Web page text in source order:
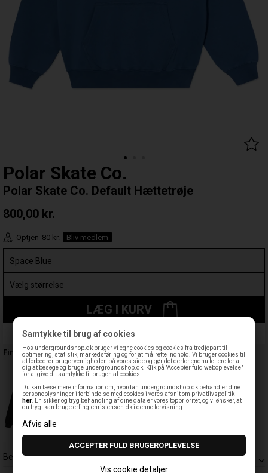
Samtykke til brug af cookies
Hos undergroundshop.dk bruger vi egne cookies og cookies fra tredjepart til
optimering, statistik, markedsføring og for at målrette indhold. Vi bruger cookies til
at forbedrer brugervenligheden på vores side og gør det derfor endnu lettere for at
dig at besøge og bruge undergroundshop.dk. Klik på "Accepter fuld weboplevelse"
for at give dit samtykke til brugen af cookies.
Du kan læse mere information om, hvordan undergroundshop.dk behandler dine
personoplysninger i forbindelse med cookies i vores afsnit om privatlivspolitik
her . En sikker og tryg behandling af dine data er vores topprioritet, og vi ønsker, at
du trygt kan bruge erling-christensen.dk i denne forvisning.
Vis cookie detaljer
Polar Skate Co.
Polar Skate Co. Default Hættetrøje
800,00 kr.
Optjen 80 kr. Bliv medlem
LÆG I KURV
Leveringstid: 1-3 hverdage
Findes også:
Beskrivelse